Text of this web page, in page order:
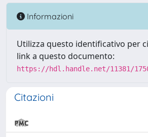
Informazioni
Utilizza questo identificativo per
link a questo documento:
https://hdl.handle.net/11381/
Citazioni